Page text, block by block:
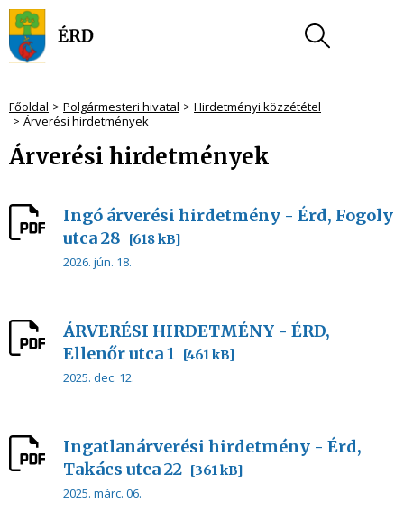
Főoldal Polgármesteri hivatal
Hirdetményi közzététel
Árverési hirdetmények
Árverési hirdetmények
Ingó árverési hirdetmény - Érd, Fogoly
utca 28
[618 kB]
2026. jún. 18.
ÁRVERÉSI HIRDETMÉNY - ÉRD,
Ellenőr utca 1
[461 kB]
2025. dec. 12.
Ingatlanárverési hirdetmény - Érd,
Takács utca 22 [361 kB]
2025. márc. 06.